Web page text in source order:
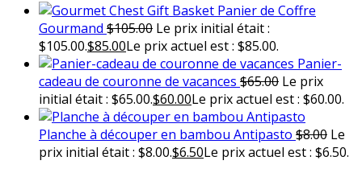
Panier de Coffre
Gourmand $105.00 Le prix initial était :
$105.00.$85.00Le prix actuel est : $85.00.
Panier-
cadeau de couronne de vacances $65.00 Le prix
initial était : $65.00.$60.00Le prix actuel est : $60.00.
Planche à découper en bambou Antipasto $8.00 Le
prix initial était : $8.00.$6.50Le prix actuel est : $6.50.